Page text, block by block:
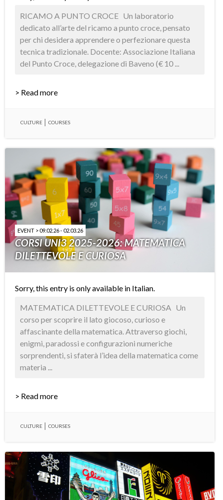
RICAMO A PUNTO CROCE Un laboratorio
dedicato all’arte del ricamo a punto croce, pensato
per chi desidera apprendere o perfezionare questa
tecnica tradizionale. Docente: Associazione Italiana
del Punto Croce, delegazione di Baveno (€ 10 ...
> Read more
CULTURE COURSES
EVENT > 09.02.26 - 02.03.26
CORSI UNI3 2025-2026: MATEMATICA
DILETTEVOLE E CURIOSA
Sorry, this entry is only available in Italian.
MATEMATICA DILETTEVOLE E CURIOSA Un
corso per scoprire il lato giocoso, curioso e
affascinante della matematica. Attraverso giochi,
enigmi, paradossi e configurazioni numeriche
sorprendenti, si sfaterà l’idea della matematica come
materia ...
> Read more
CULTURE COURSES